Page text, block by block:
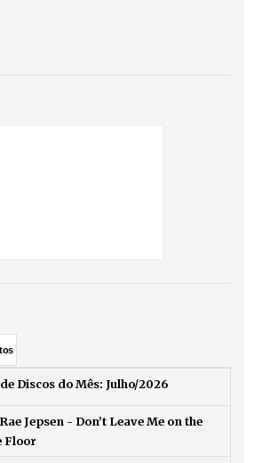
Discos do Mês: Julho/2026
Jepsen - Don’t Leave Me on the
Floor